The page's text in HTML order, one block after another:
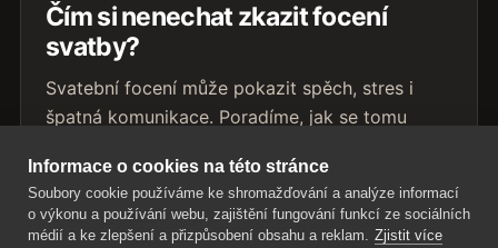
Čím si nenechat zkazit focení
svatby?
Svatební focení může pokazit spěch, stres i
špatná komunikace. Poradíme, jak se tomu
Přečíst článek
Informace o cookies na této stránce
Soubory cookie používáme ke shromažďování a analýze informací
o výkonu a používání webu, zajištění fungování funkcí ze sociálních
médií a ke zlepšení a přizpůsobení obsahu a reklam. Zjistit více